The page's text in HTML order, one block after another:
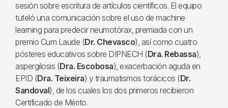
sesión sobre escritura de artículos científicos. El equipo
tuteló una comunicación sobre el uso de machine
learning para predecir neumotórax, premiada con un
premio Cum Laude (Dr. Chevasco), así como cuatro
pósteres educativos sobre DIPNECH (Dra. Rebassa),
aspergilosis (Dra. Escobosa), exacerbación aguda en
EPID (Dra. Teixeira) y traumatismos torácicos (Dr.
Sandoval), de los cuales los dos primeros recibieron
Certificado de Mérito.